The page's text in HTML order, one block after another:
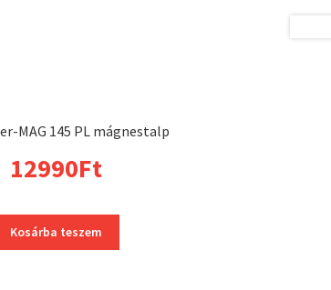
MAG 145 PL mágnestalp
12990Ft
Kosárba teszem